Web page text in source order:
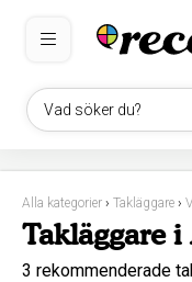
Vad söker du?
Alla kategorier › Takläggare ›
Takläggare i
3 rekommenderade